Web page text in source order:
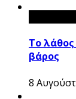
Το λάθος
βάρος
8